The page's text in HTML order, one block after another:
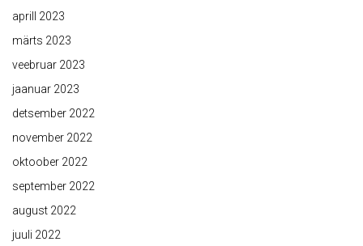
aprill 2023
märts 2023
veebruar 2023
jaanuar 2023
detsember 2022
november 2022
oktoober 2022
september 2022
august 2022
juuli 2022